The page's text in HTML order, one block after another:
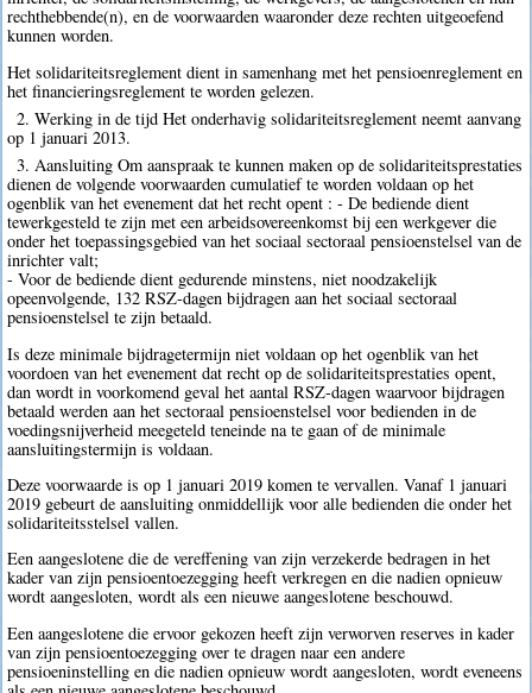
rechthebbende(n), en de voorwaarden waaronder deze rechten uitgeoefend
kunnen worden.
Het solidariteitsreglement dient in samenhang met het pensioenreglement en
het financieringsreglement te worden gelezen.
2. Werking in de tijd Het onderhavig solidariteitsreglement neemt aanvang
op 1 januari 2013.
3. Aansluiting Om aanspraak te kunnen maken op de solidariteitsprestaties
dienen de volgende voorwaarden cumulatief te worden voldaan op het
ogenblik van het evenement dat het recht opent : - De bediende dient
tewerkgesteld te zijn met een arbeidsovereenkomst bij een werkgever die
onder het toepassingsgebied van het sociaal sectoraal pensioenstelsel van de
inrichter valt;
- Voor de bediende dient gedurende minstens, niet noodzakelijk
opeenvolgende, 132 RSZ-dagen bijdragen aan het sociaal sectoraal
pensioenstelsel te zijn betaald.
Is deze minimale bijdragetermijn niet voldaan op het ogenblik van het
voordoen van het evenement dat recht op de solidariteitsprestaties opent,
dan wordt in voorkomend geval het aantal RSZ-dagen waarvoor bijdragen
betaald werden aan het sectoraal pensioenstelsel voor bedienden in de
voedingsnijverheid meegeteld teneinde na te gaan of de minimale
aansluitingstermijn is voldaan.
Deze voorwaarde is op 1 januari 2019 komen te vervallen. Vanaf 1 januari
2019 gebeurt de aansluiting onmiddellijk voor alle bedienden die onder het
solidariteitsstelsel vallen.
Een aangeslotene die de vereffening van zijn verzekerde bedragen in het
kader van zijn pensioentoezegging heeft verkregen en die nadien opnieuw
wordt aangesloten, wordt als een nieuwe aangeslotene beschouwd.
Een aangeslotene die ervoor gekozen heeft zijn verworven reserves in kader
van zijn pensioentoezegging over te dragen naar een andere
pensioeninstelling en die nadien opnieuw wordt aangesloten, wordt eveneens